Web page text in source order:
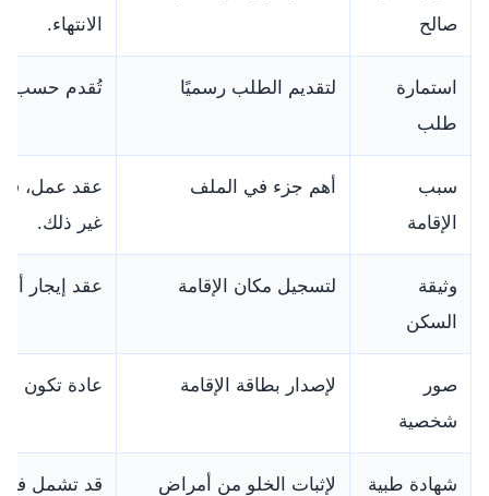
صالح
الانتهاء.
استمارة
طلب
لتقديم الطلب رسميًا تُقدم حسب
سبب
الإقامة
أهم جزء في الملف
عقد عمل،
غير ذلك.
وثيقة
السكن
لتسجيل مكان الإقامة عقد إيجار
صور
شخصية
لإصدار بطاقة الإقامة عادة تكون
شهادة طبية
لإثبات الخلو من أمراض